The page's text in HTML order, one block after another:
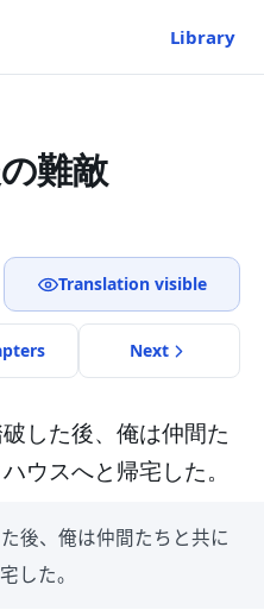
Library
難敵
Translation visible
s Next
した後、俺は仲間た
ウスへと帰宅した。
後、俺は仲間たちと共に
した。